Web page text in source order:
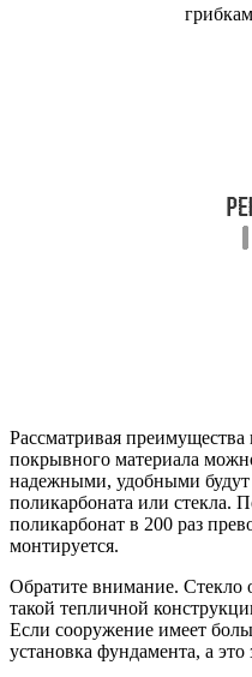
Рассматривая преимущества
покрывного материала
надежными, удобными
поликарбоната или стекла.
поликарбонат в 200 раз
монтируется.
Обратите внимание. Стекло
такой тепличной
Если сооружение имеет
установка фундамента, а